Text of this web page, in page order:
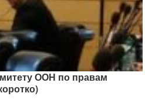
ООН по правам